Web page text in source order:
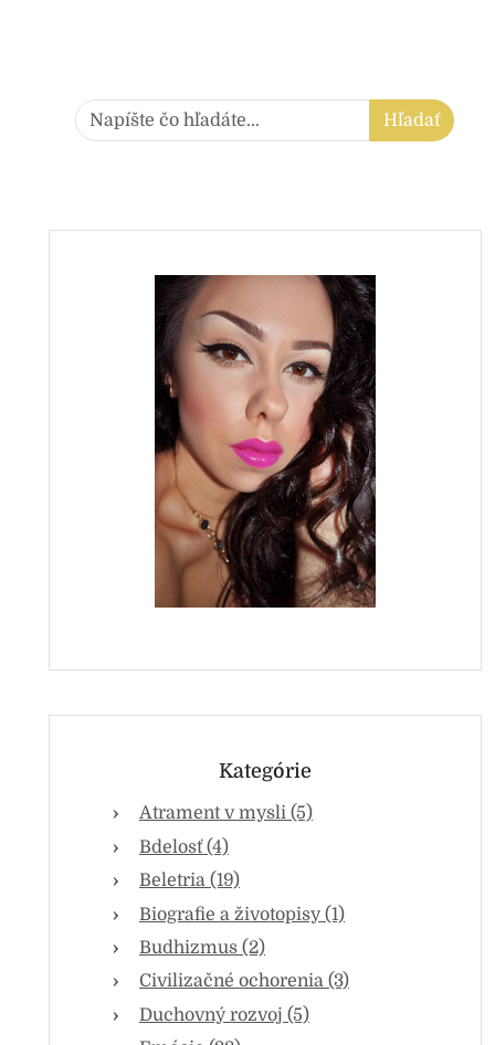
Hľadať: Hľadať
Kategórie
Atrament v mysli (5)
Bdelosť (4)
Beletria (19)
Biografie a životopisy (1)
Budhizmus (2)
Civilizačné ochorenia (3)
Duchovný rozvoj (5)